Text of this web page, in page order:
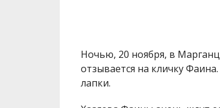
Ночью, 20 ноября, в
отзывается на кличку
лапки.